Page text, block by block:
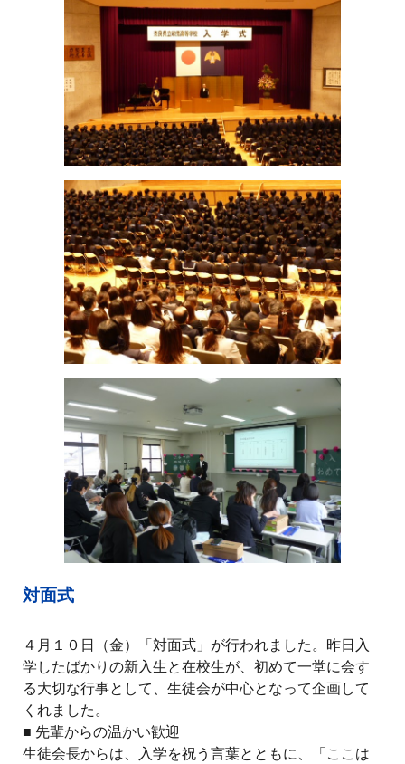
対面式
４月１０日（金）「対面式」が行われました。昨日入
学したばかりの新入生と在校生が、初めて一堂に会す
る大切な行事として、生徒会が中心となって企画して
くれました。
■ 先輩からの温かい歓迎
生徒会長からは、入学を祝う言葉とともに、「ここは